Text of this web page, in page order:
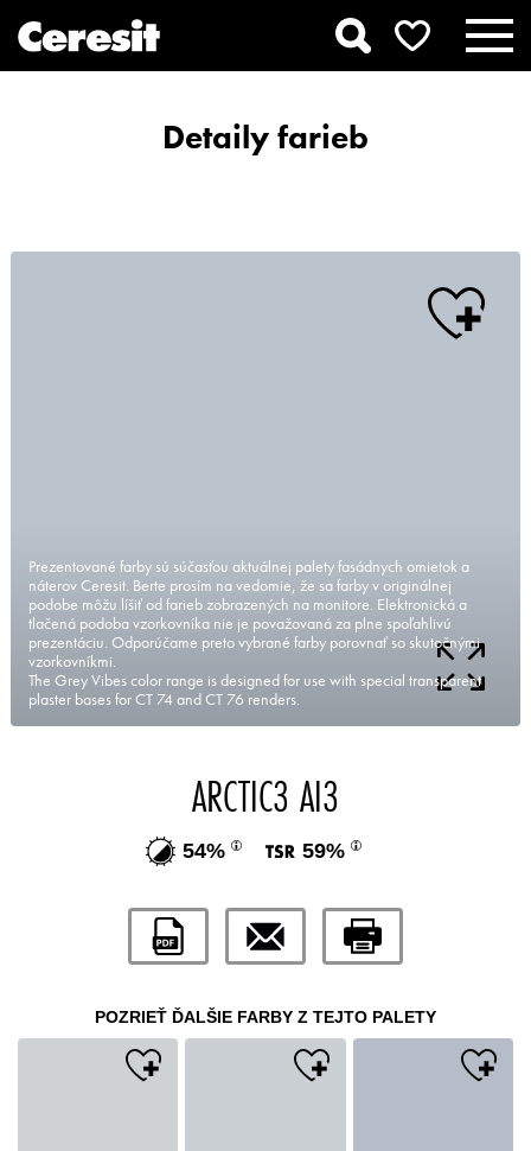
Detaily farieb
Prezentované farby sú súčasťou aktuálnej palety fasádnych omietok a
náterov Ceresit. Berte prosím na vedomie, že sa farby v originálnej
podobe môžu líšiť od farieb zobrazených na monitore. Elektronická a
tlačená podoba vzorkovníka nie je považovaná za plne spoľahlivú
prezentáciu. Odporúčame preto vybrané farby porovnať so skutočnými
vzorkovníkmi.
The Grey Vibes color range is designed for use with special transparent
plaster bases for CT 74 and CT 76 renders.
ARCTIC3 AI3
54% 59%
POZRIEŤ ĎALŠIE FARBY Z TEJTO PALETY